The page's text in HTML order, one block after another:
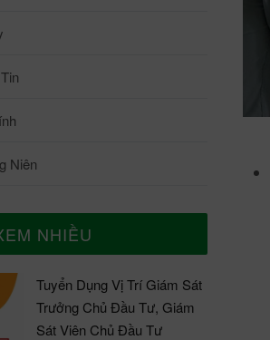
Niên
NHIỀU
Tuyển Dụng Vị Trí Giám Sát
Trưởng Chủ Đầu Tư, Giám
Sát Viên Chủ Đầu Tư